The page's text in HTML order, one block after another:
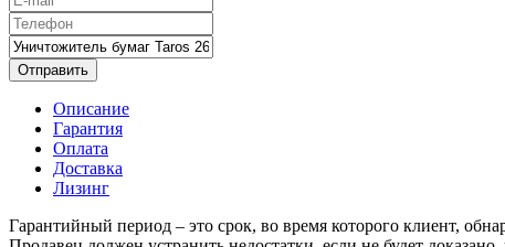
Отправить
Описание
Гарантия
Оплата
Доставка
Лизинг
Гарантийный период – это срок, во время которого клиент,